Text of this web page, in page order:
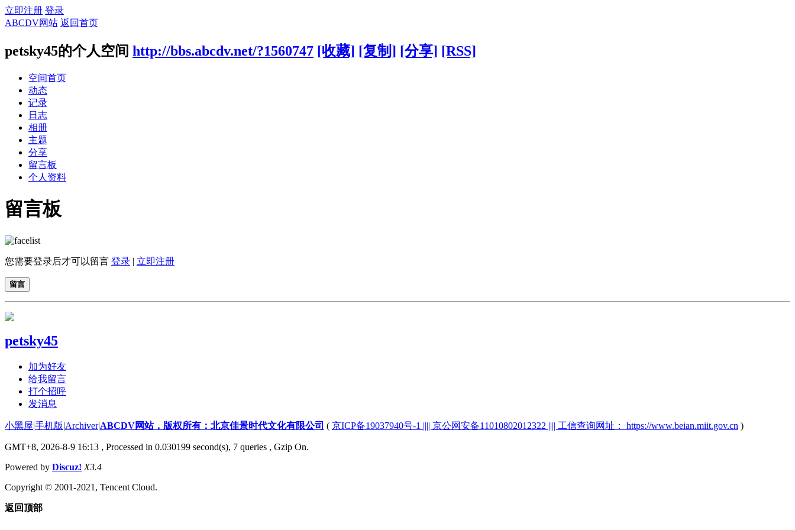
立即注册 登录
ABCDV网站 返回首页
petsky45的个人空间 http://bbs.abcdv.net/?1560747 [收藏] [复制] [分享] [RSS]
空间首页
动态
记录
日志
相册
主题
分享
留言板
个人资料
留言板
您需要登录后才可以留言 登录 | 立即注册
留言
petsky45
加为好友
给我留言
打个招呼
发消息
小黑屋|手机版|Archiver|ABCDV网站，版权所有：北京佳景时代文化有限公司 ( 京ICP备19037940号-1 |||| 京公网安备11010802012322 |||| 工信查询网址： https://www.beian.miit.gov.cn )
GMT+8, 2026-8-9 16:13 , Processed in 0.030199 second(s), 7 queries , Gzip On.
Powered by Discuz! X3.4
Copyright © 2001-2021, Tencent Cloud.
返回顶部